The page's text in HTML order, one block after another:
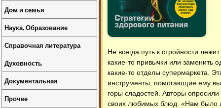
Не всегда путь к стройности
какие-то привычки или заменить
какие-то отделы супермаркета.
инструменты, помогающие ему
горы сладостей. Авторы
своих любимых блюд: «Нам было
Дом и семья
Наука, Образование
Справочная литература
Духовность
Документальная
Прочее